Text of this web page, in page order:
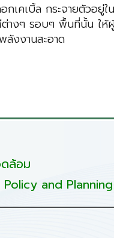
คเบิ้ล กระจายตัวอ
างๆ รอบๆ พื้นที่นั้น ใ
ลังงานสะอาด
ล้อม
and Planning